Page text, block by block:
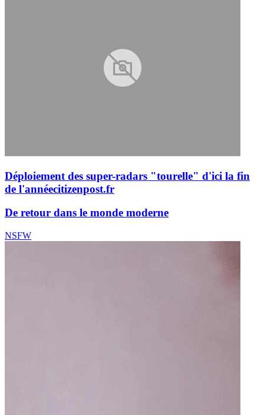
Déploiement des super-radars "tourelle" d'ici la fin
de l'annéecitizenpost.fr
De retour dans le monde moderne
NSFW